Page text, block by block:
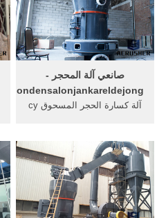
كسارة الحجر في الهند . تكلف
صانعي آلة المحجر -
hondensalonjankareldejong
آلة كسارة الحجر المسحوق cy
تشغيل آلة حاسبة الرمل صنع
الحجر المحجر يمكن تقسيم
صانعي الرمال إلى 2pg سلسلة
كسارة الرول و فسي سلسلة
قائمة بذاتها ...